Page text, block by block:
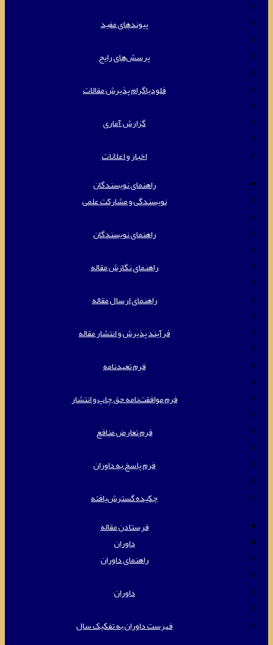
پیوندهای مفید
پرسش‌های رایج
فلودیاگرام پذیرش مقالات
گزارش آماری
اخبار و اعلانات
راهنمای نویسندگان
نویسندگی و مشارکت علمی
راهنمای نویسندگان
راهنمای نگارش مقاله
راهنمای ارسال مقاله
فرآیند پذیرش و انتشار مقاله
فرم تعهدنامه
فرم موافقت‌نامه حق چاپ و انتشار
فرم تعارض منافع
فرم پاسخ به داوران
چکیده گسترش‌یافته
فرستادن مقاله
داوران
راهنمای داوران
داوران
فهرست داوران به تفکیک سال